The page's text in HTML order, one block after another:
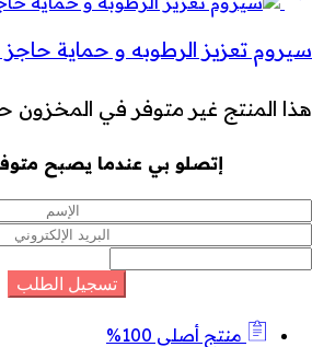
سيروم تعزيز الرطوبه و حماية حاجز
هذا المنتج غير متوفر في المخزون
إتصلو بي عندما يصبح
منتج أصلي 100%